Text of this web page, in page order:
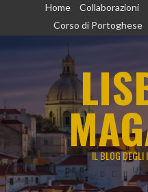
Home Collaborazioni
Corso di Portoghese
IL BLOG DEGLI